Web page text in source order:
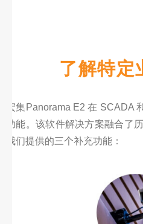
了解特定
宏集Panorama E2 在 SCADA
功能。该软件解决方案融合了
我们提供的三个补充功能：